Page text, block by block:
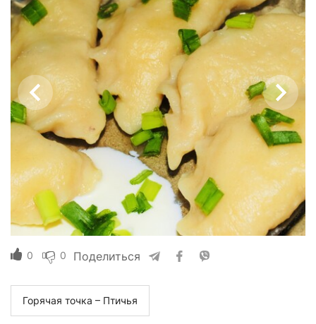
0 0 Поделиться
Горячая точка – Птичья